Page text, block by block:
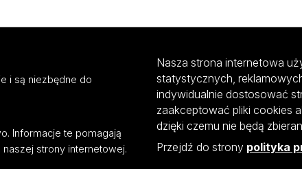
i są niezbędne do
Informacje te pomagają
strony internetowej.
Nasza strona internetowa
statystycznych,
indywidualnie dostosować
zaakceptować pliki cookies
dzięki czemu nie będą
Przejdź do strony polityka